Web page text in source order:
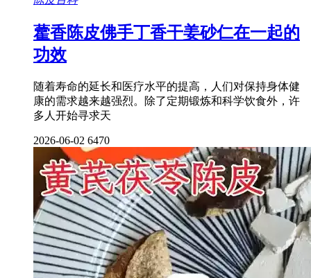
藿香陈皮佛手丁香干姜砂仁在一起的
功效
随着寿命的延长和医疗水平的提高，人们对保持身体健
康的需求越来越强烈。除了定期锻炼和科学饮食外，许
多人开始寻求天
2026-06-02 6470